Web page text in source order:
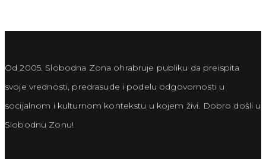
Od 2005. Slobodna Zona ohrabruje publiku da preispita
svoje vrednosti, predrasude i podelu odgovornosti u
socijalnom i kulturnom kontekstu u kojem živi. Dobro došli u
Slobodnu Zonu!